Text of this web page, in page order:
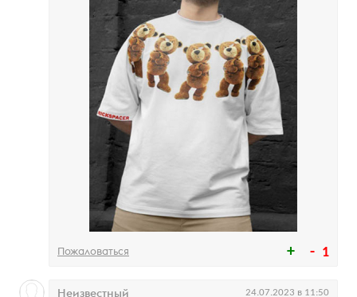
1
Пожаловаться
Неизвестный 24.07.2023 в 11:50